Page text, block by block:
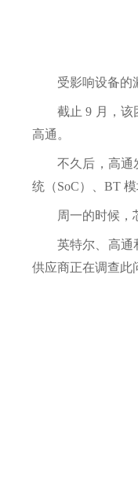
受影响设备的
截止 9 月，
高通。
不久后，高通
统（SoC）、BT
周一的时候，
英特尔、高通
供应商正在调查此